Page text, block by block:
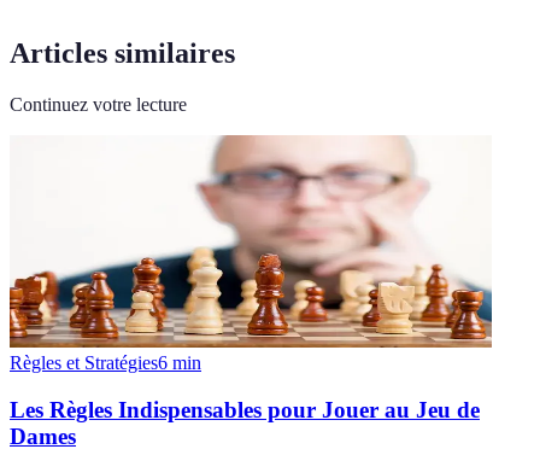
Articles similaires
Continuez votre lecture
Règles et Stratégies6 min
Les Règles Indispensables pour Jouer au Jeu de
Dames